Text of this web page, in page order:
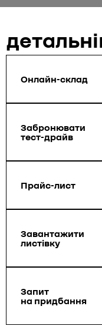
Онлайн-склад
Забронювати
тест-драйв
Прайс-лист
Завантажити
листівку
Запит
на придбання